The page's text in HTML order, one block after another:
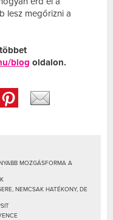
lesz megőrizni a
blog oldalon.
MOZGÁSFORMA A
NEMCSAK HATÉKONY, DE